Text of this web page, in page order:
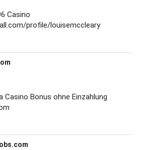
Casino
profile/louisemccleary
Casino Bonus ohne Einzahlung